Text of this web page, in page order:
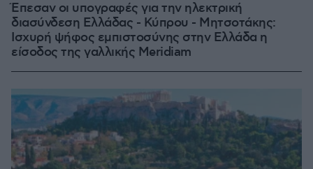
Έπεσαν οι υπογραφές για την ηλεκτρική
διασύνδεση Ελλάδας - Κύπρου - Μητσοτάκης:
Ισχυρή ψήφος εμπιστοσύνης στην Ελλάδα η
είσοδος της γαλλικής Meridiam